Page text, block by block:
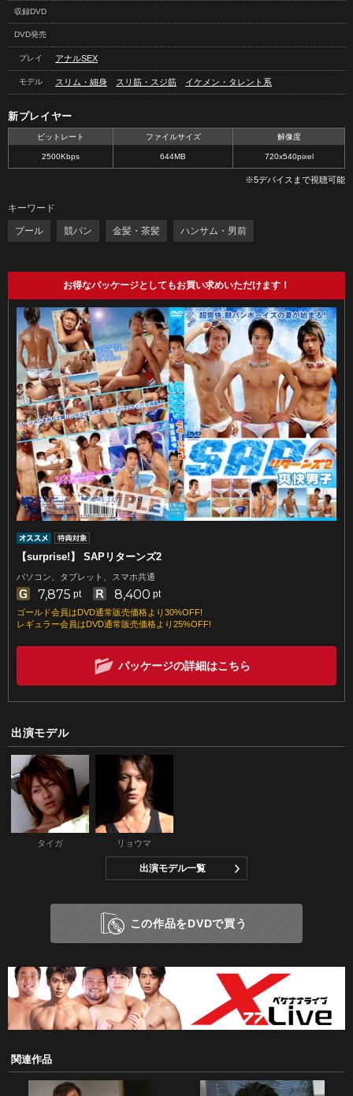
収録DVD
DVD発売
プレイ アナルSEX
モデル スリム・細身 スリ筋・スジ筋 イケメン・タレント系
新プレイヤー
ビットレート ファイルサイズ 解像度
2500Kbps 644MB 720x540pixel
※5デバイスまで視聴可能
キーワード
プール 競パン 金髪・茶髪 ハンサム・男前
お得なパッケージとしてもお買い求めいただけます！
【surprise!】 SAPリターンズ2
パソコン、タブレット、スマホ共通
7,875 pt 8,400 pt
ゴールド会員はDVD通常販売価格より30%OFF!
レギュラー会員はDVD通常販売価格より25%OFF!
パッケージの詳細はこちら
出演モデル
タイガ リョウマ
出演モデル一覧
この作品をDVDで買う
関連作品